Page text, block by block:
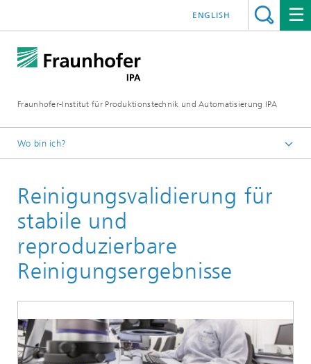
Fraunhofer-Institut für Produktionstechnik und Automatisierung IPA
ENGLISH
Wo bin ich?
Lösungen
Produktion im Rein- und Trockenraum
Reinigungsvalidierung für
stabile und
reproduzierbare
Reinigungsergebnisse